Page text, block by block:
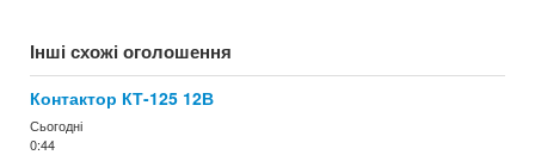
Інші схожі оголошення
Контактор КТ-125 12В
Сьогодні
0:44